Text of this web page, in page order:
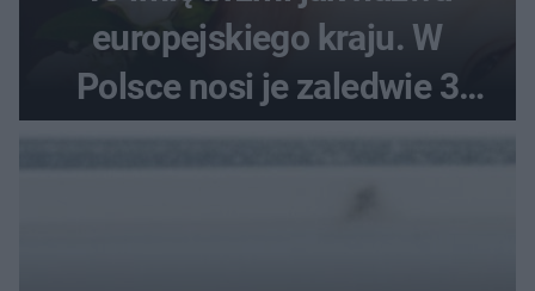
europejskiego kraju. W
Polsce nosi je zaledwie 3
kobiety